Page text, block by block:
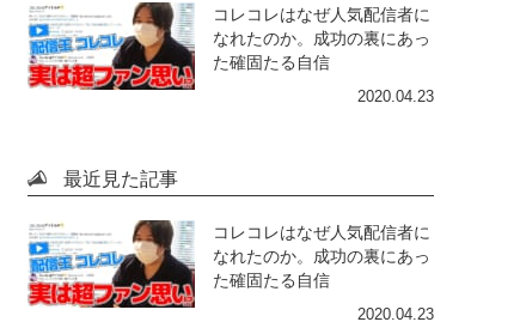
コレコレはなぜ人気配信者に
なれたのか。成功の裏にあっ
た確固たる自信
2020.04.23
最近見た記事
コレコレはなぜ人気配信者に
なれたのか。成功の裏にあっ
た確固たる自信
2020.04.23